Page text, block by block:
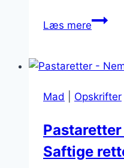
Læs mere
for
farve
Mad Opskrifter
Saftige